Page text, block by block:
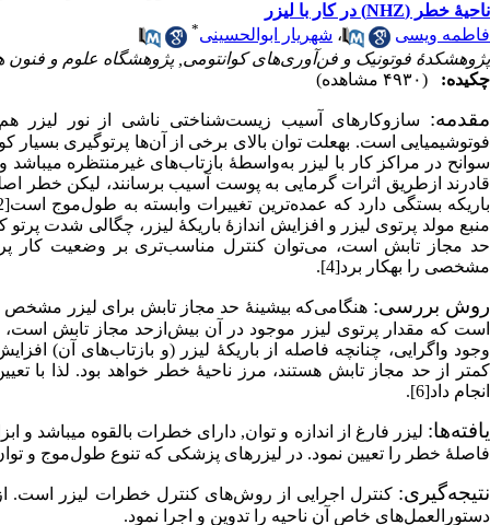
ناحیۀ خطر (NHZ) در کار با لیزر
فاطمه ویسی
، شهریار ابوالحسینی*
پژوهشکدۀ فوتونیک و فن‌آوری‌های کوانتومی, پژوهشگاه علوم و فنون
چکیده:
(۴۹۳۰ مشاهده)
مقدمه: سازوکارهای آسیب زیست‌شناختی ناشی از نور لیزر
فوتوشیمیایی است. به­علت توان بالای برخی از آن‌ها پرتوگیری
سوانح در مراکز کار با لیزر به‌واسطۀ بازتاب‌های غیرمنتظره
قادرند از­طریق اثرات گرمایی به پوست آسیب برسانند، لیکن
منبع مولد پرتوی لیزر و افزایش اندازۀ باریکۀ لیزر، چگالی شدت
حد مجاز تابش است، می‌توان کنترل مناسب‌تری بر وضعیت کار
مشخصی را به­کار برد[4].
روش بررسی: هنگامی‌که بیشینۀ حد مجاز تابش برای لیزر
است که مقدار پرتوی لیزر موجود در آن بیش‌ازحد مجاز تابش است،
کمتر از حد مجاز تابش هستند، مرز ناحیۀ خطر خواهد بود. لذا با
انجام داد[6].
یافته‌ها: لیزر فارغ از اندازه و توان, دارای خطرات بالقوه می­باشد و
فاصلۀ خطر را تعیین نمود. در لیزرهای پزشکی که تنوع طول‌موج و
نتیجه‌گیری: کنترل اجرایی از روش‌های کنترل خطرات لیزر است.
دستورالعمل‌های خاص آن ناحیه را تدوین و اجرا نمود.